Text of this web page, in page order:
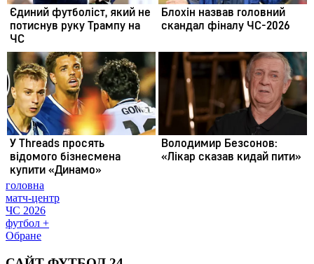
головна
матч-центр
ЧС 2026
футбол +
Обране